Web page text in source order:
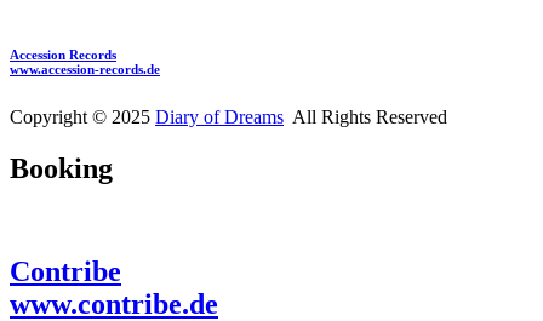
Accession Records
www.accession-records.de
Copyright © 2025 Diary of Dreams All Rights Reserved
Booking
Contribe
www.contribe.de